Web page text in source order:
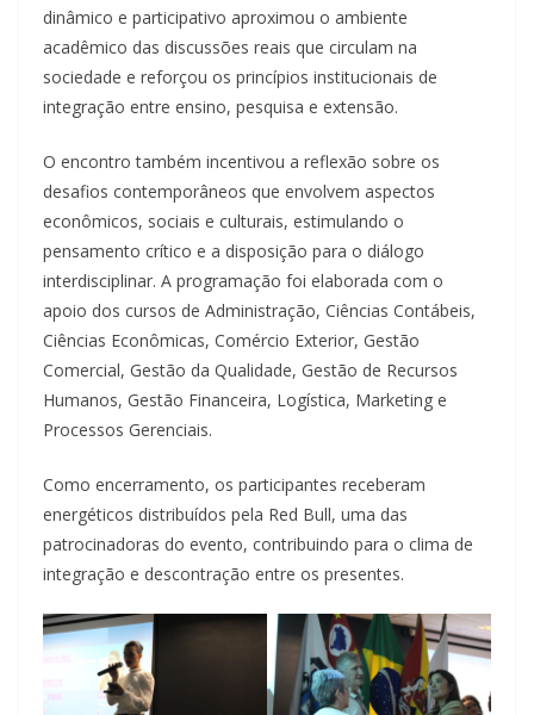
dinâmico e participativo aproximou o ambiente
acadêmico das discussões reais que circulam na
sociedade e reforçou os princípios institucionais de
integração entre ensino, pesquisa e extensão.
O encontro também incentivou a reflexão sobre os
desafios contemporâneos que envolvem aspectos
econômicos, sociais e culturais, estimulando o
pensamento crítico e a disposição para o diálogo
interdisciplinar. A programação foi elaborada com o
apoio dos cursos de Administração, Ciências Contábeis,
Ciências Econômicas, Comércio Exterior, Gestão
Comercial, Gestão da Qualidade, Gestão de Recursos
Humanos, Gestão Financeira, Logística, Marketing e
Processos Gerenciais.
Como encerramento, os participantes receberam
energéticos distribuídos pela Red Bull, uma das
patrocinadoras do evento, contribuindo para o clima de
integração e descontração entre os presentes.